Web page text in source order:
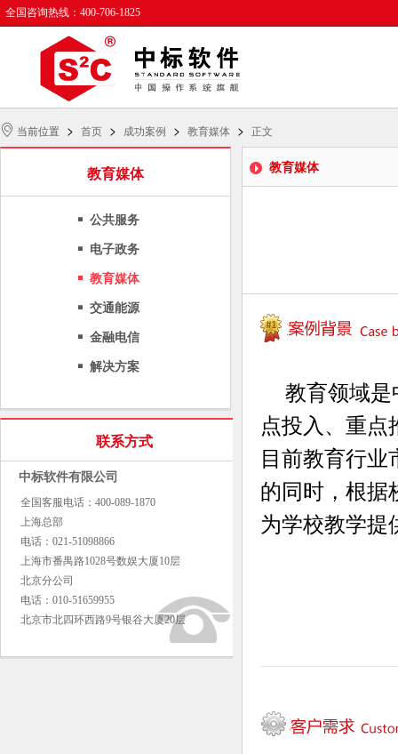
全国咨询热线：400-706-1825
当前位置 > 首页 > 成功案例 > 教育媒体 > 正文
教育媒体
公共服务
电子政务
教育媒体
交通能源
金融电信
解决方案
联系方式
中标软件有限公司
全国客服电话：400-089-1870
上海总部
电话：021-51098866
上海市番禺路1028号数娱大厦10层
北京分公司
电话：010-51659955
北京市北四环西路9号银谷大厦20层
教育媒体
教育领域
点投入、重点
目前教育行
的同时，根据
为学校教学提